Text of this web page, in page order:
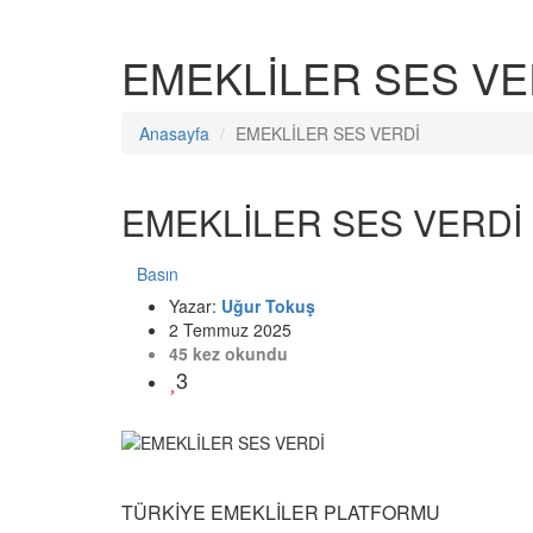
EMEKLİLER SES
Anasayfa EMEKLİLER SES VERDİ
EMEKLİLER SES VERDİ
Basın
Yazar: Uğur Tokuş
2 Temmuz 2025
45 kez okundu
3
TÜRKİYE EMEKLİLER PLATFORMU